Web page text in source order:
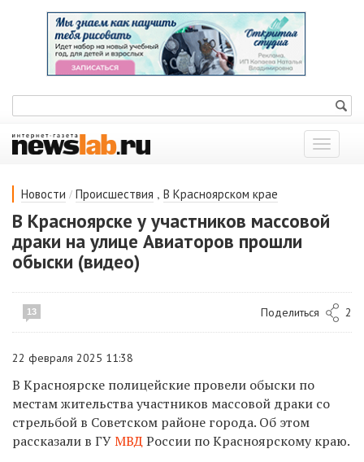
Показать
меню
Новости / Происшествия , В Красноярском крае
В Красноярске у участников массовой
драки на улице Авиаторов прошли
обыски (видео)
13 Поделиться 2
22 февраля 2025 11:38
В Красноярске полицейские провели обыски по
местам жительства участников массовой драки со
стрельбой в Советском районе города. Об этом
рассказали в ГУМВДРоссии по Красноярскому краю.